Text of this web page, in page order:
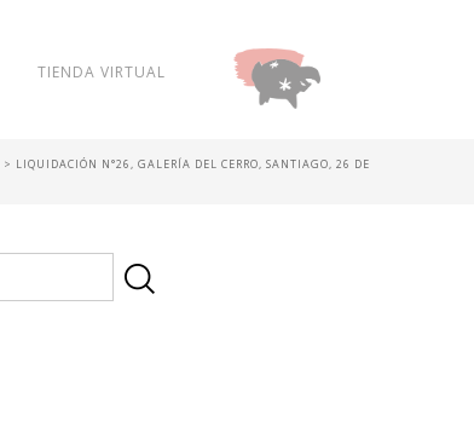
TIENDA VIRTUAL
> LIQUIDACIÓN N°26, GALERÍA DEL CERRO, SANTIAGO, 26 DE